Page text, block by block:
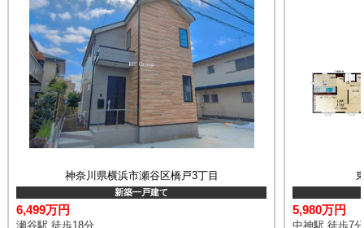
神奈川県横浜市瀬谷区橋戸3丁目
新築一戸建て
6,499万円
瀬谷駅 徒歩18分
5,980万円
中神駅 徒歩7分